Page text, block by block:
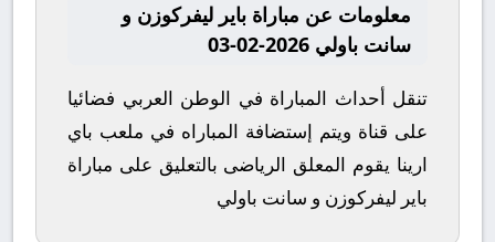
معلومات عن مباراة باير ليفركوزن و
سانت باولي 2026-02-03
تنقل أحداث المباراة في الوطن العربي فضائيا
على قناة ويتم إستضافة المباراه في ملعب باي
ارينا يقوم المعلق الرياضى بالتعليق على مباراة
باير ليفركوزن و سانت باولي